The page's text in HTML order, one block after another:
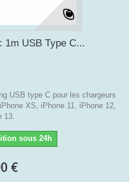
1m USB Type C...
USB type C pour les chargeurs
XS, iPhone 11, iPhone 12,
13.
sous 24h
€